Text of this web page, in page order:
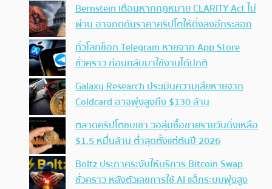
Bernstein เตือนหากกฎหมาย CLARITY Act ไม่
ผ่าน อาจกดดันราคาคริปโตให้ดิ่งลงอีกระลอก
ทั่วโลกช็อก Telegram หายจาก App Store
ชั่วคราว ก่อนกลับมาใช้งานได้ปกติ
Galaxy Research ประเมินความเสียหายจาก
Coldcard อาจพุ่งสูงถึง $130 ล้าน
ตลาดคริปโตซบเซา วอลุ่มซื้อขายรายวันดิ่งเหลือ
$1.5 หมื่นล้าน ต่ำสุดตั้งแต่ต้นปี 2026
Boltz ประกาศระงับให้บริการ Bitcoin Swap
ชั่วคราว หลังตัวเลขการใช้ AI แฮ็กระบบพุ่งสูง